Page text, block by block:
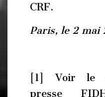
CRF.
Paris, le 2 mai
[1] Voir le
presse